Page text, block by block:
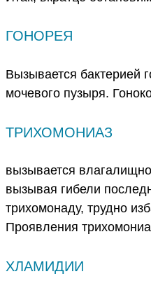
ГОНОРЕЯ
Вызывается бактерией
мочевого пузыря.
ТРИХОМОНИАЗ
вызывается
вызывая гибели
трихомонаду, трудно
Проявления
ХЛАМИДИИ